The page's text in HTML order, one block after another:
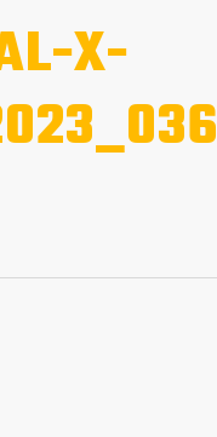
X-